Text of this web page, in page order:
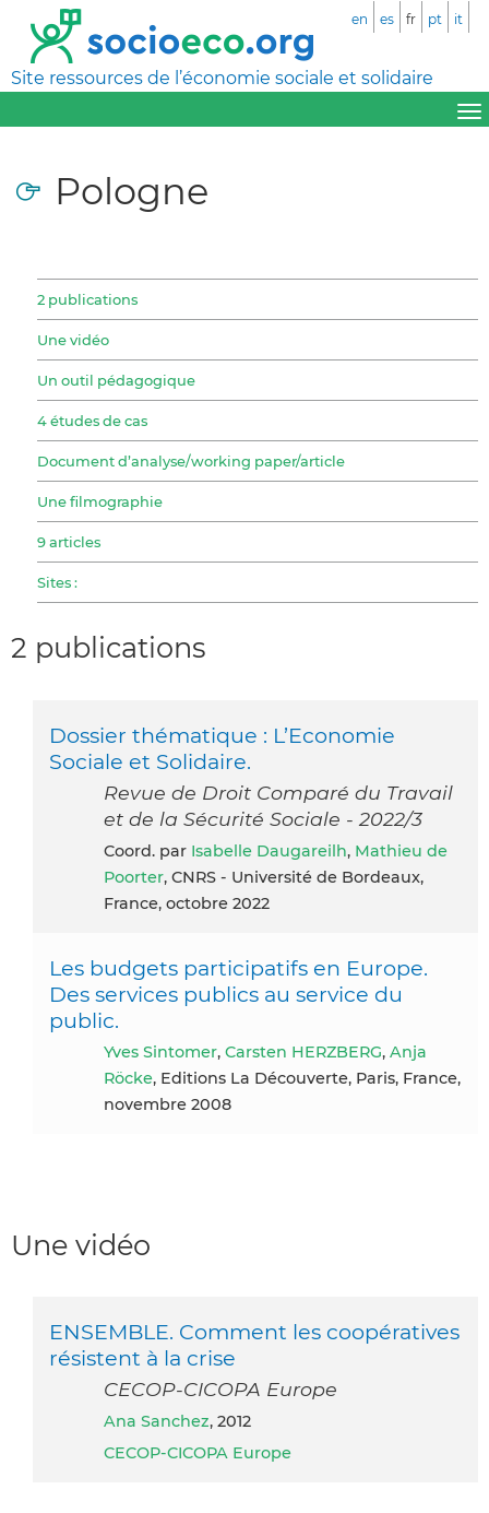
Site ressources de l’économie sociale et solidaire
en es fr pt it
Pologne
2 publications
Une vidéo
Un outil pédagogique
4 études de cas
Document d’analyse/working paper/article
Une filmographie
9 articles
Sites :
2 publications
Dossier thématique : L’Economie
Sociale et Solidaire.
Revue de Droit Comparé du Travail
et de la Sécurité Sociale - 2022/3
Coord. par Isabelle Daugareilh, Mathieu de
Poorter, CNRS - Université de Bordeaux,
France, octobre 2022
Les budgets participatifs en Europe.
Des services publics au service du
public.
Yves Sintomer, Carsten HERZBERG, Anja
Röcke, Editions La Découverte, Paris, France,
novembre 2008
Une vidéo
ENSEMBLE. Comment les coopératives
résistent à la crise
CECOP-CICOPA Europe
Ana Sanchez, 2012
CECOP-CICOPA Europe